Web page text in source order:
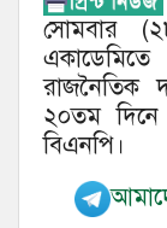
সোমবার
রাজনৈতিক
২০তম
বিএনপি।